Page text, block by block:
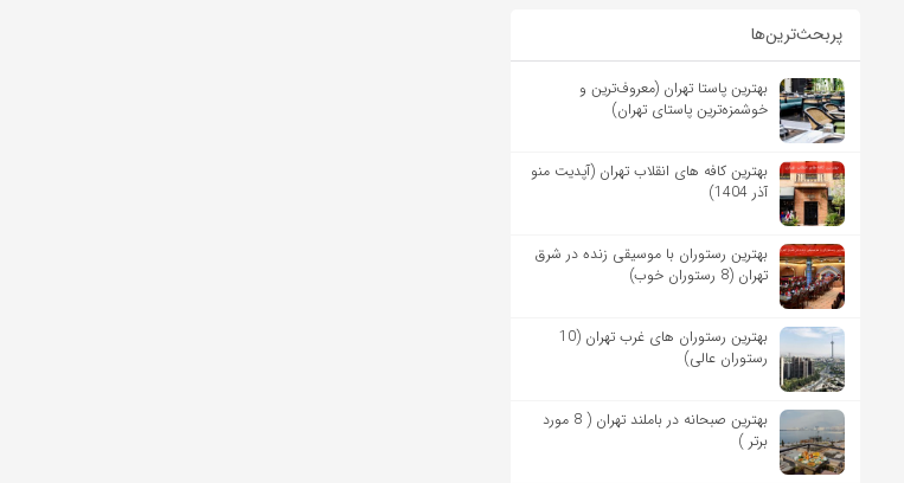
پربحث‌ترین‌ها
بهترین پاستا تهران (معروف‌ترین و
خوشمزه‌ترین پاستای تهران)
بهترین کافه های انقلاب تهران (آپدیت منو
آذر 1404)
بهترین رستوران با موسیقی زنده در شرق
تهران (8 رستوران خوب)
بهترین رستوران های غرب تهران (10
رستوران عالی)
بهترین صبحانه در باملند تهران ( 8 مورد
برتر )